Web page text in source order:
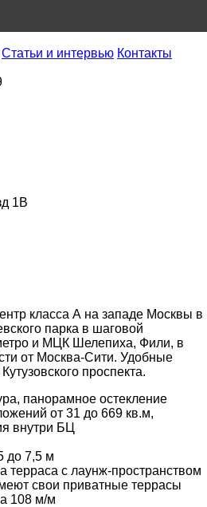
Статьи и интервью Контакты
1В
класса А на западе Москвы в
парка в шаговой
и МЦК Шелепиха, Фили, в
от Москва-Сити. Удобные
проспекта.
панорамное остекление
от 31 до 669 кв.м,
внутри БЦ
до 7,5 м
терраса с лаунж-пространством
свои приватные террасы
108 м/м